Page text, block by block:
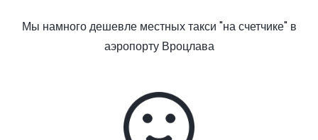
Мы намного дешевле местных такси "на счетчике" в
аэропорту Вроцлава